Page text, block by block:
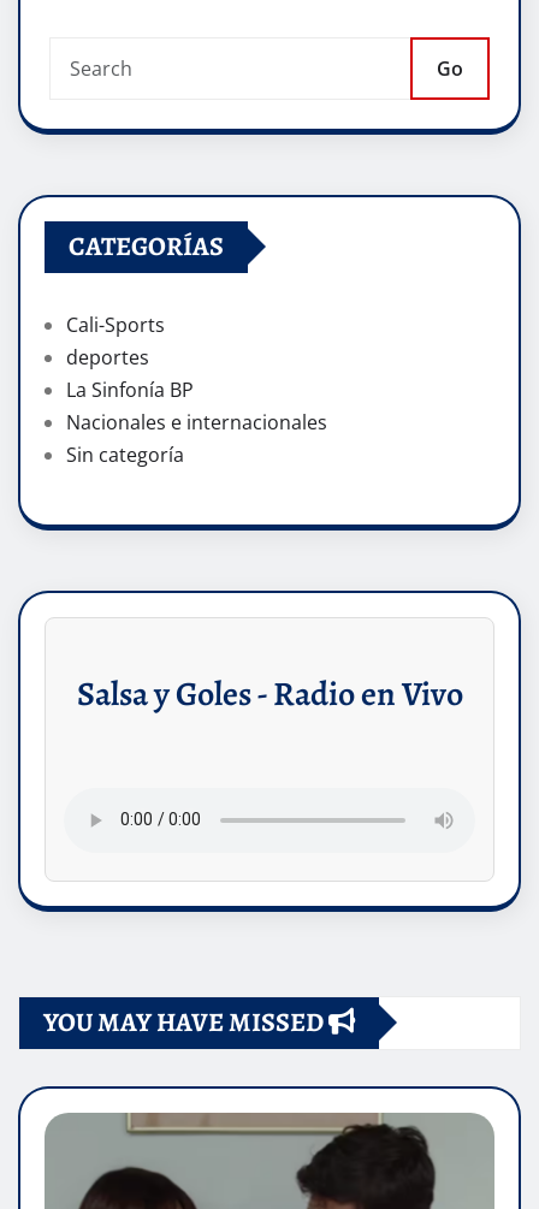
Go
CATEGORÍAS
Cali-Sports
deportes
La Sinfonía BP
Nacionales e internacionales
Sin categoría
Salsa y Goles - Radio en Vivo
YOU MAY HAVE MISSED